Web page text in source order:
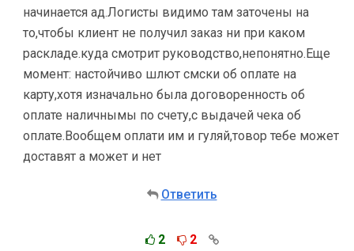
начинается ад.Логисты видимо там заточены на
то,чтобы клиент не получил заказ ни при каком
раскладе.куда смотрит руководство,непонятно.Еще
момент: настойчиво шлют смски об оплате на
карту,хотя изначально была договоренность об
оплате наличнымы по счету,с выдачей чека об
оплате.Вообщем оплати им и гуляй,товор тебе может
доставят а может и нет
Ответить
2 2